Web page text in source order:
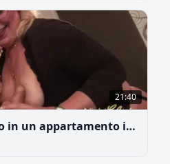
21:40
Il ragazzo ha bevuto in un appartamento in affitto e la padrona lo ha punito